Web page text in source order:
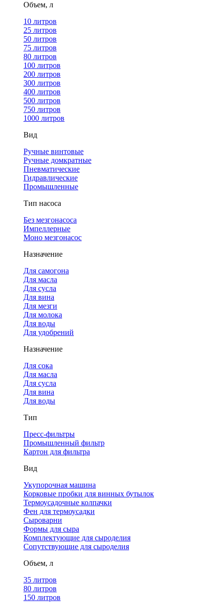
Объем, л
10 литров
25 литров
50 литров
75 литров
80 литров
100 литров
200 литров
300 литров
400 литров
500 литров
750 литров
1000 литров
Вид
Ручные винтовые
Ручные домкратные
Пневматические
Гидравлические
Промышленные
Тип насоса
Без мезгонасоса
Импеллерные
Моно мезгонасос
Назначение
Для самогона
Для масла
Для сусла
Для вина
Для мезги
Для молока
Для воды
Для удобрений
Назначение
Для сока
Для масла
Для сусла
Для вина
Для воды
Тип
Пресс-фильтры
Промышленный фильтр
Картон для фильтра
Вид
Укупорочная машина
Корковые пробки для винных бутылок
Термоусадочные колпачки
Фен для термоусадки
Сыроварни
Формы для сыра
Комплектующие для сыроделия
Сопутствующие для сыроделия
Объем, л
35 литров
80 литров
150 литров